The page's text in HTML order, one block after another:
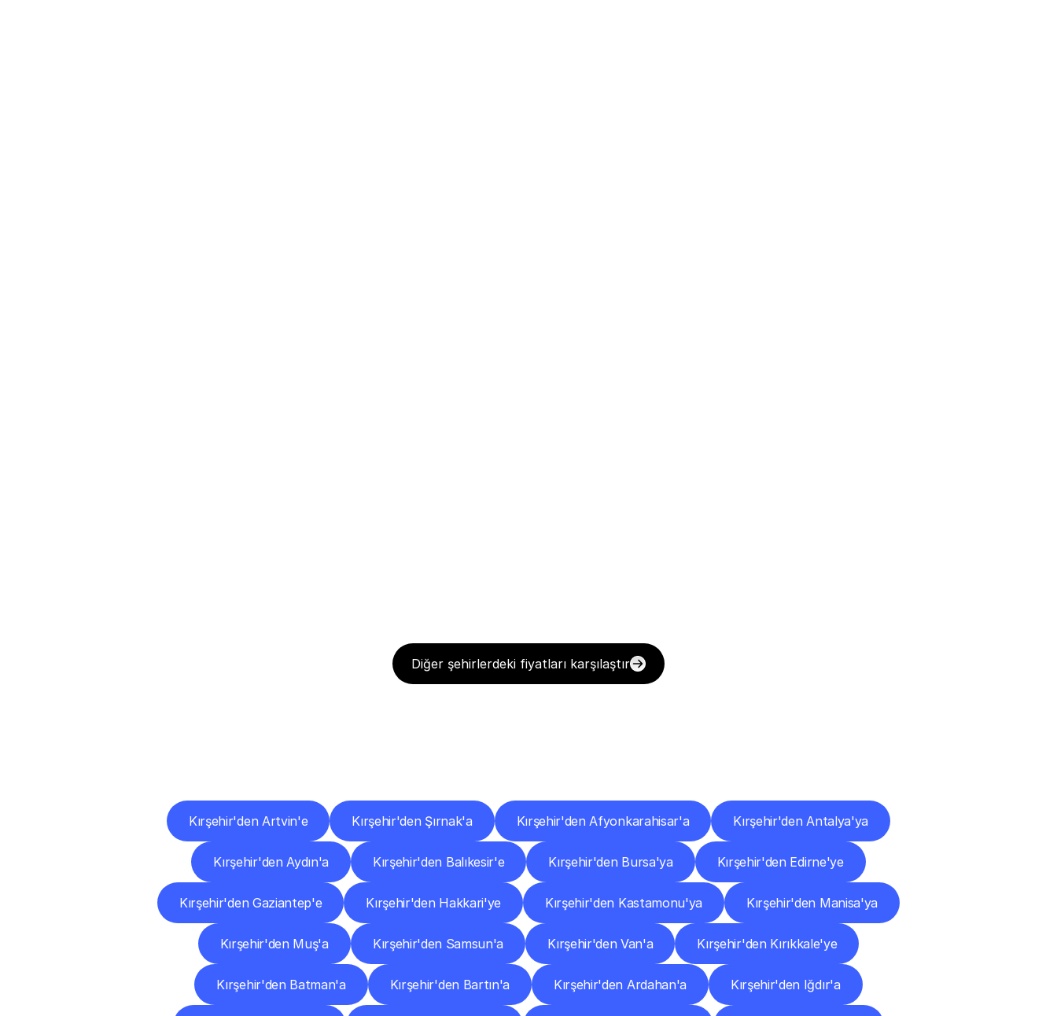
Diğer şehirlerdeki fiyatları karşılaştır
Kırşehir'den Artvin'e Kırşehir'den Şırnak'a Kırşehir'den Afyonkarahisar'a Kırşehir'den Antalya'ya
Kırşehir'den Aydın'a Kırşehir'den Balıkesir'e Kırşehir'den Bursa'ya Kırşehir'den Edirne'ye
Kırşehir'den Gaziantep'e Kırşehir'den Hakkari'ye Kırşehir'den Kastamonu'ya Kırşehir'den Manisa'ya
Kırşehir'den Muş'a Kırşehir'den Samsun'a Kırşehir'den Van'a Kırşehir'den Kırıkkale'ye
Kırşehir'den Batman'a Kırşehir'den Bartın'a Kırşehir'den Ardahan'a Kırşehir'den Iğdır'a